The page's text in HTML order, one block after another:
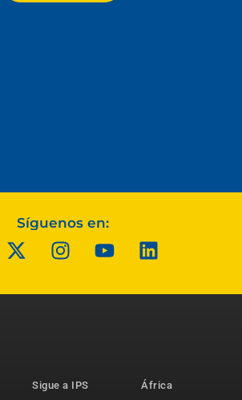
Síguenos en:
Sigue a IPS
África